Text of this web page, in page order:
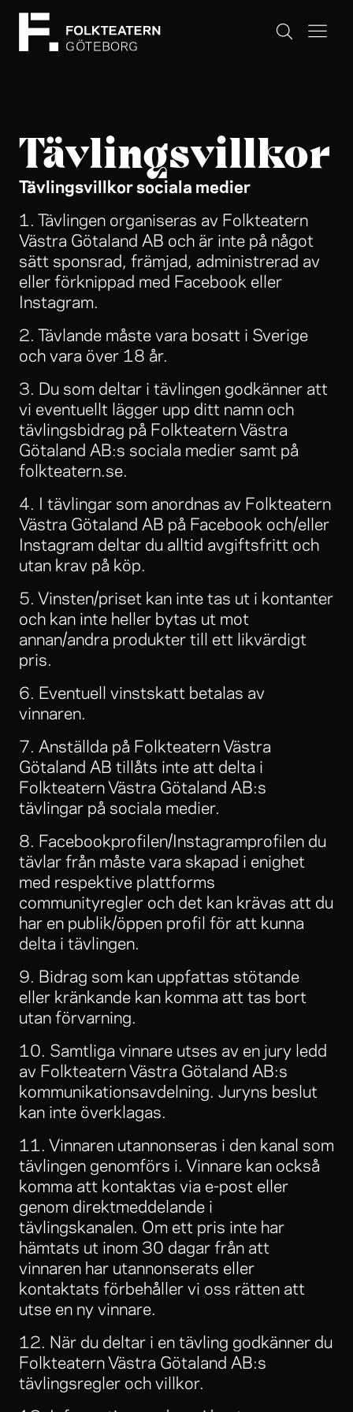
Tävlingsvillkor
Tävlingsvillkor sociala medier
1. Tävlingen organiseras av Folkteatern
Västra Götaland AB och är inte på något
sätt sponsrad, främjad, administrerad av
eller förknippad med Facebook eller
Instagram.
2. Tävlande måste vara bosatt i Sverige
och vara över 18 år.
3. Du som deltar i tävlingen godkänner att
vi eventuellt lägger upp ditt namn och
tävlingsbidrag på Folkteatern Västra
Götaland AB:s sociala medier samt på
folkteatern.se.
4. I tävlingar som anordnas av Folkteatern
Västra Götaland AB på Facebook och/eller
Instagram deltar du alltid avgiftsfritt och
utan krav på köp.
5. Vinsten/priset kan inte tas ut i kontanter
och kan inte heller bytas ut mot
annan/andra produkter till ett likvärdigt
pris.
6. Eventuell vinstskatt betalas av
vinnaren.
7. Anställda på Folkteatern Västra
Götaland AB tillåts inte att delta i
Folkteatern Västra Götaland AB:s
tävlingar på sociala medier.
8. Facebookprofilen/Instagramprofilen du
tävlar från måste vara skapad i enighet
med respektive plattforms
communityregler och det kan krävas att du
har en publik/öppen profil för att kunna
delta i tävlingen.
9. Bidrag som kan uppfattas stötande
eller kränkande kan komma att tas bort
utan förvarning.
10. Samtliga vinnare utses av en jury ledd
av Folkteatern Västra Götaland AB:s
kommunikationsavdelning. Juryns beslut
kan inte överklagas.
11. Vinnaren utannonseras i den kanal som
tävlingen genomförs i. Vinnare kan också
komma att kontaktas via e-post eller
genom direktmeddelande i
tävlingskanalen. Om ett pris inte har
hämtats ut inom 30 dagar från att
vinnaren har utannonserats eller
kontaktats förbehåller vi oss rätten att
utse en ny vinnare.
12. När du deltar i en tävling godkänner du
Folkteatern Västra Götaland AB:s
tävlingsregler och villkor.